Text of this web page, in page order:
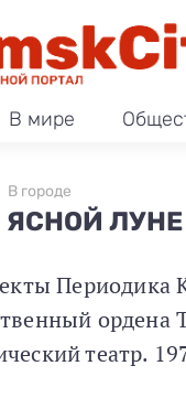
В мире
ЛУНЕ
В городе
Периодика
ордена
театр.